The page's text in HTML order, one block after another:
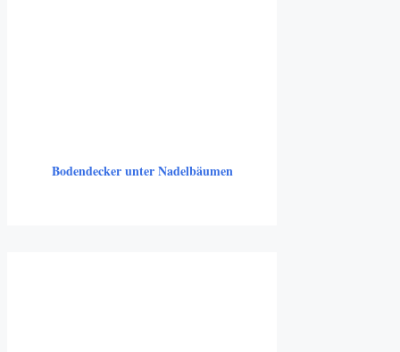
Bodendecker unter Nadelbäumen